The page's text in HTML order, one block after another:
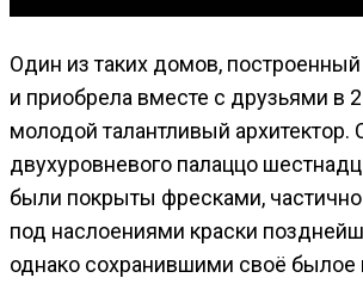
Один из таких домов, построенный
и приобрела вместе с друзьями в
молодой талантливый архитектор.
двухуровневого палаццо
были покрыты фресками,
под наслоениями краски
однако сохранившими своё былое